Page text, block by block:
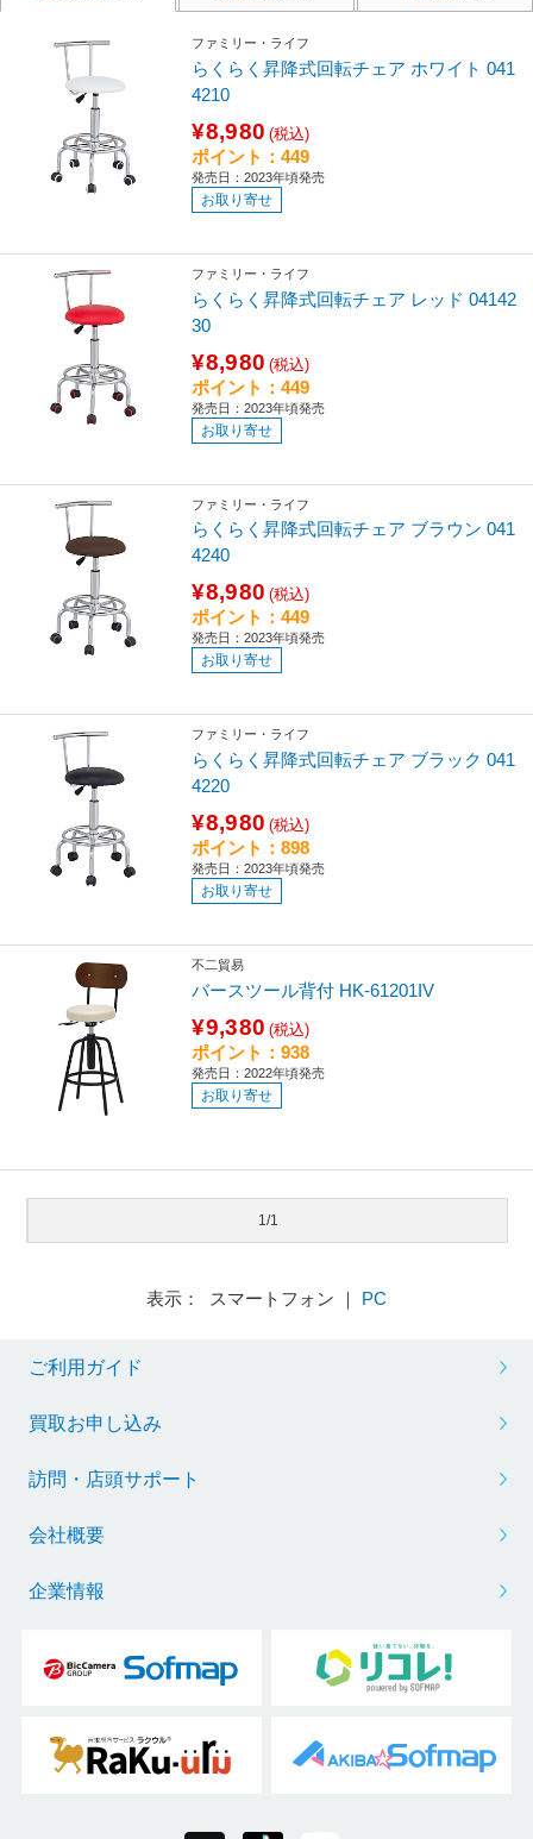
ファミリー・ライフ
らくらく昇降式回転チェア ホワイト 041
4210
¥8,980 (税込)
ポイント：449
発売日：2023年頃発売
お取り寄せ
ファミリー・ライフ
らくらく昇降式回転チェア レッド 04142
30
¥8,980 (税込)
ポイント：449
発売日：2023年頃発売
お取り寄せ
ファミリー・ライフ
らくらく昇降式回転チェア ブラウン 041
4240
¥8,980 (税込)
ポイント：449
発売日：2023年頃発売
お取り寄せ
ファミリー・ライフ
らくらく昇降式回転チェア ブラック 041
4220
¥8,980 (税込)
ポイント：898
発売日：2023年頃発売
お取り寄せ
不二貿易
バースツール背付 HK-61201IV
¥9,380 (税込)
ポイント：938
発売日：2022年頃発売
お取り寄せ
1/1
表示： スマートフォン ｜ PC
ご利用ガイド
買取お申し込み
訪問・店頭サポート
会社概要
企業情報